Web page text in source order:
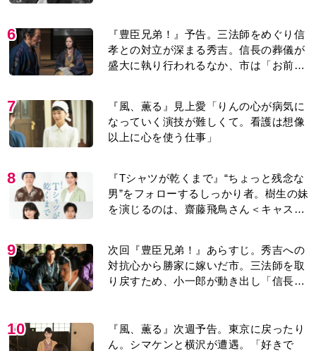
6
『豊臣兄弟！』予告。三法師をめぐり信
孝との対立が深まる秀吉。信長の葬儀が
盛大に執り行われるなか、市は「お前ら
7
『風、薫る』見上愛「りんの心が病気に
なっていく演技が難しくて。看護は想像
以上に心を使う仕事」
8
『Tシャツが乾くまで』“ちょっと残念な
男”をフォローするしっかり者。樹生の妹
を演じるのは、齋藤飛鳥さん＜キャスト
9
次回『豊臣兄弟！』あらすじ。秀吉への
対抗心から勝家に嫁いだ市。三法師を取
り戻すため、小一郎が動き出し「信長の
10
『風、薫る』次週予告。東京に戻ったり
ん。シマケンと横沢が遭遇。「好きで